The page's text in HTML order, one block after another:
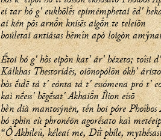
eí tar hó g' eukhōls epimémphetai ēd'
aí kén pōs arnn knísēs aign te teleíōn
boúletai antiásas hēmîn apò loigòn
Ḗtoi hó g' hṑs eipṑn kat' ár' hézeto; toîsi
Kálkhas Thestorídēs, oiōnopólōn ókh'
hòs ḗıdē tá t' eónta tá t' essómena pró t'
kaì nḗess' hēgḗsat' Akhain Ílion eísō
hḕn dià mantosýnēn, tḗn hoi póre Phoîbos
hó sphin eù phronéōn agorḗsato kaì
“ Akhileû, kéleaí me, Diï̀ phíle,